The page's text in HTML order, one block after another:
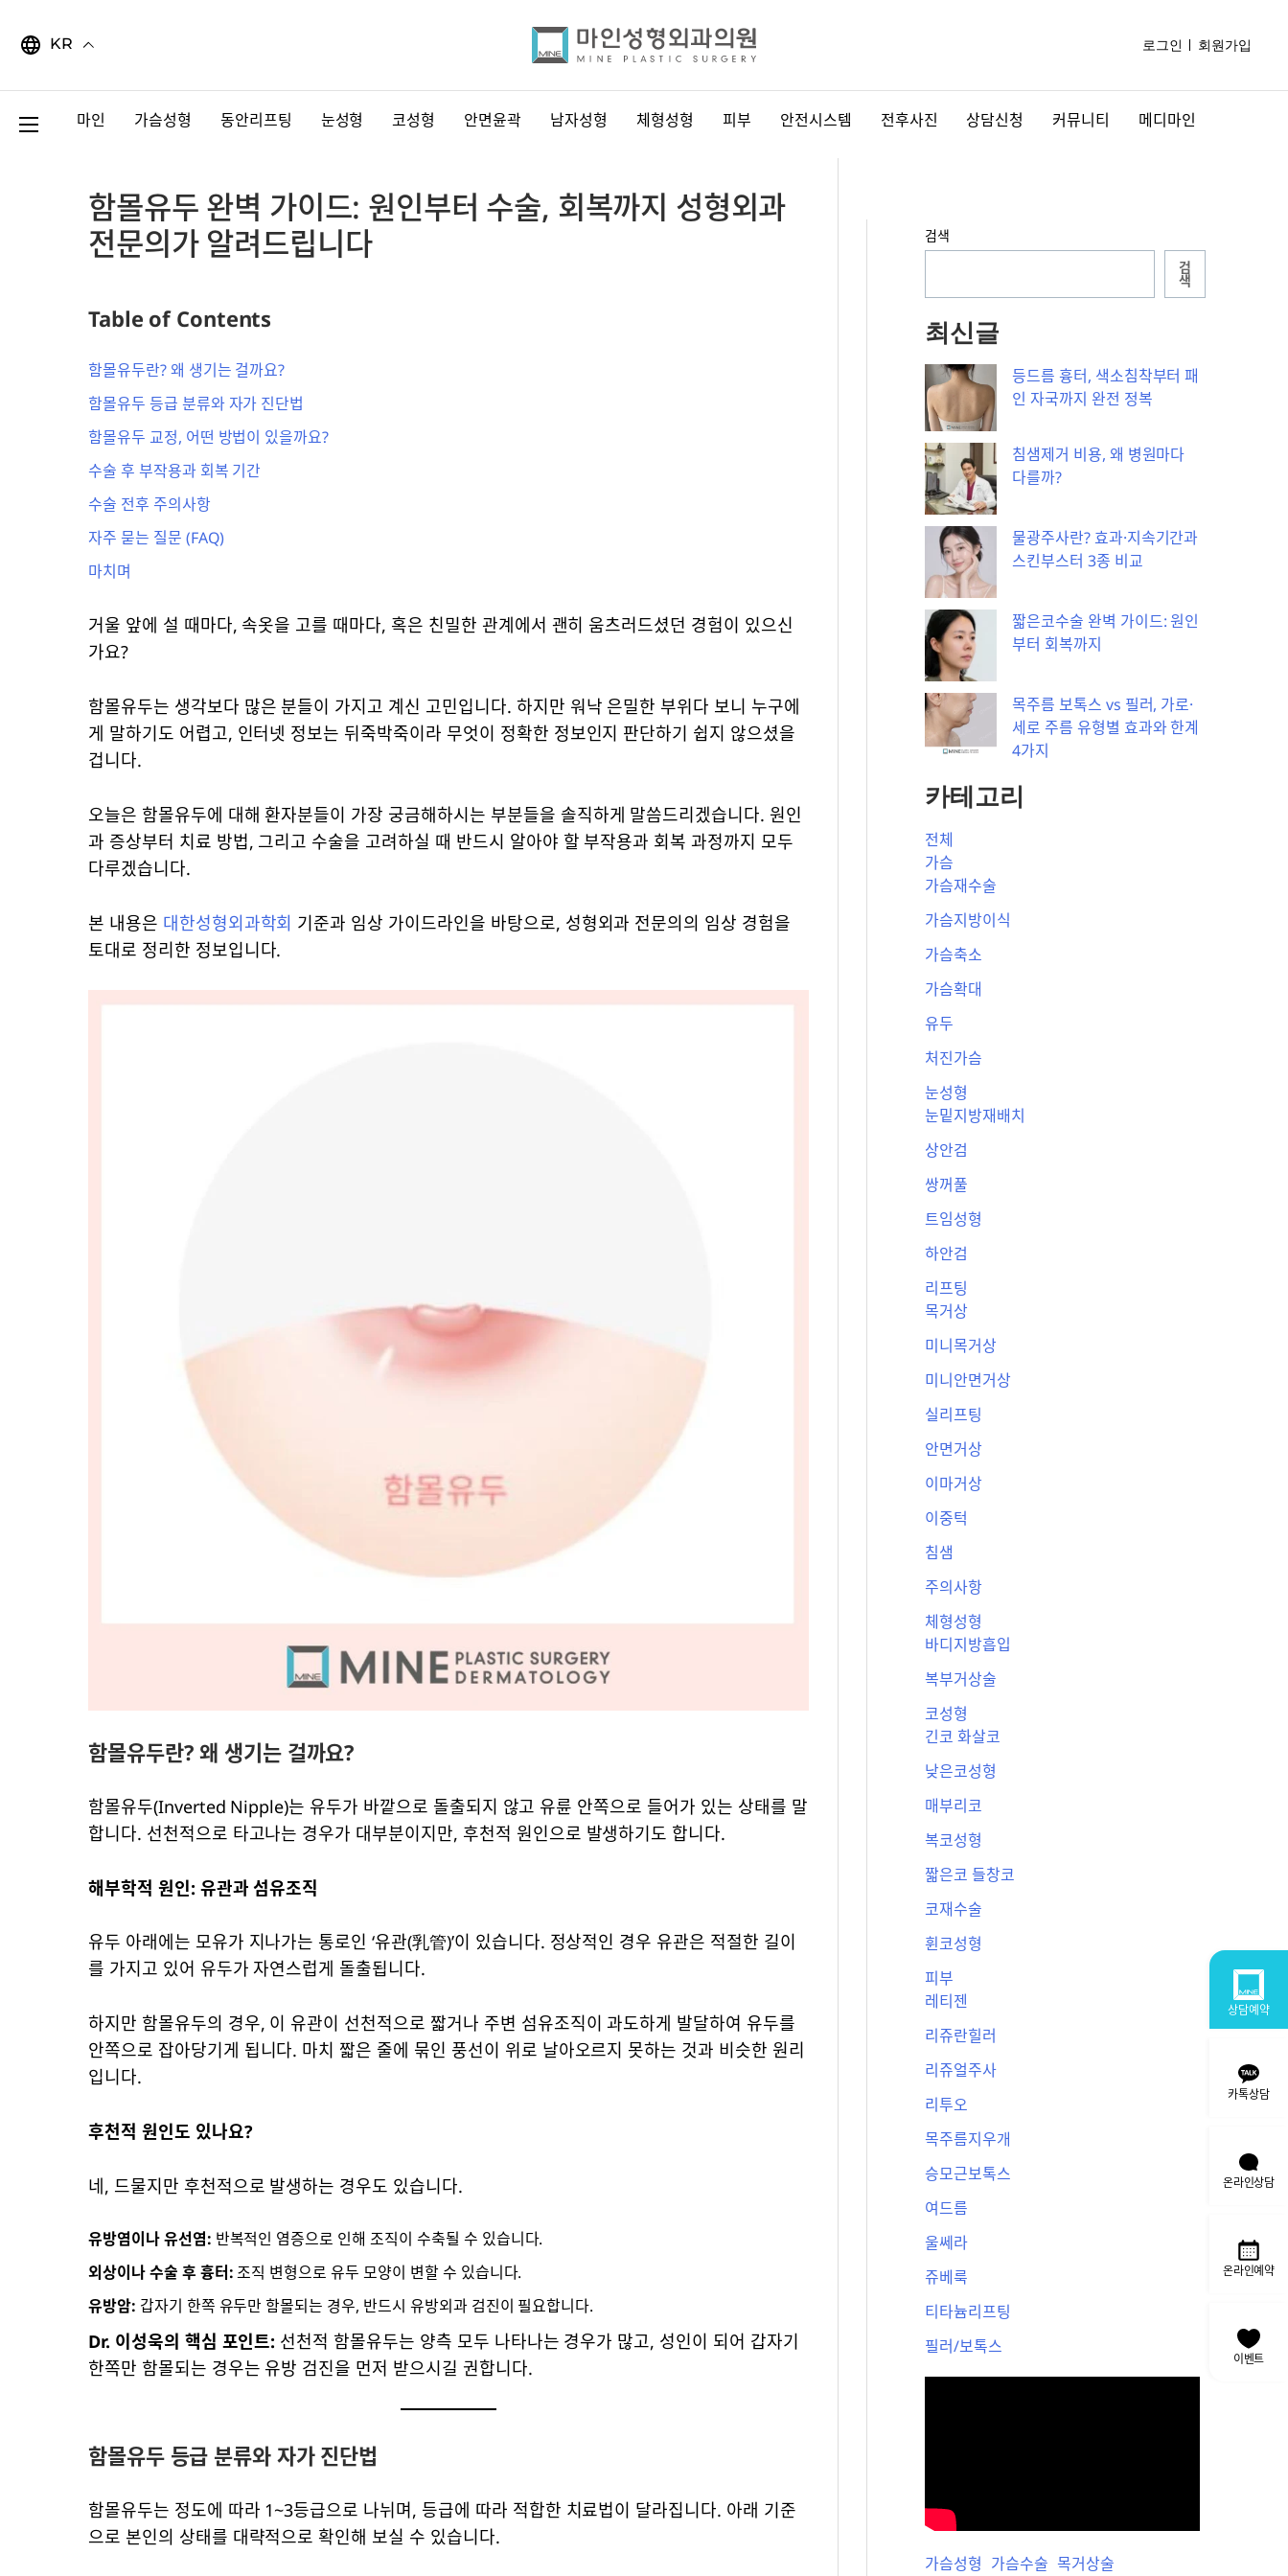
content
KR 로그인 회원가입
마인 가슴성형 동안리프팅 눈성형 코성형 안면윤곽 남자성형 체형성형 피부 안전시스템 전후사진 상담신청 커뮤니티 메디마인
상담예약
카톡상담
온라인상담
온라인예약
이벤트
함몰유두 완벽 가이드: 원인부터 수술, 회복까지 성형외과
전문의가 알려드립니다
Table of Contents
함몰유두란? 왜 생기는 걸까요?
함몰유두 등급 분류와 자가 진단법
함몰유두 교정, 어떤 방법이 있을까요?
수술 후 부작용과 회복 기간
수술 전후 주의사항
자주 묻는 질문 (FAQ)
마치며
거울 앞에 설 때마다, 속옷을 고를 때마다, 혹은 친밀한 관계에서 괜히 움츠러드셨던 경험이 있으신
가요?
함몰유두는 생각보다 많은 분들이 가지고 계신 고민입니다. 하지만 워낙 은밀한 부위다 보니 누구에
게 말하기도 어렵고, 인터넷 정보는 뒤죽박죽이라 무엇이 정확한 정보인지 판단하기 쉽지 않으셨을
겁니다.
오늘은 함몰유두에 대해 환자분들이 가장 궁금해하시는 부분들을 솔직하게 말씀드리겠습니다. 원인
과 증상부터 치료 방법, 그리고 수술을 고려하실 때 반드시 알아야 할 부작용과 회복 과정까지 모두
다루겠습니다.
본 내용은 대한성형외과학회 기준과 임상 가이드라인을 바탕으로, 성형외과 전문의의 임상 경험을
토대로 정리한 정보입니다.
함몰유두란? 왜 생기는 걸까요?
함몰유두(Inverted Nipple)는 유두가 바깥으로 돌출되지 않고 유륜 안쪽으로 들어가 있는 상태를 말
합니다. 선천적으로 타고나는 경우가 대부분이지만, 후천적 원인으로 발생하기도 합니다.
해부학적 원인: 유관과 섬유조직
유두 아래에는 모유가 지나가는 통로인 ‘유관(乳管)’이 있습니다. 정상적인 경우 유관은 적절한 길이
를 가지고 있어 유두가 자연스럽게 돌출됩니다.
하지만 함몰유두의 경우, 이 유관이 선천적으로 짧거나 주변 섬유조직이 과도하게 발달하여 유두를
안쪽으로 잡아당기게 됩니다. 마치 짧은 줄에 묶인 풍선이 위로 날아오르지 못하는 것과 비슷한 원리
입니다.
후천적 원인도 있나요?
네, 드물지만 후천적으로 발생하는 경우도 있습니다.
유방염이나 유선염: 반복적인 염증으로 인해 조직이 수축될 수 있습니다.
외상이나 수술 후 흉터:조직 변형으로 유두 모양이 변할 수 있습니다.
유방암: 갑자기 한쪽 유두만 함몰되는 경우, 반드시 유방외과 검진이 필요합니다.
Dr. 이성욱의 핵심 포인트: 선천적 함몰유두는 양측 모두 나타나는 경우가 많고, 성인이 되어 갑자기
한쪽만 함몰되는 경우는 유방 검진을 먼저 받으시길 권합니다.
함몰유두 등급 분류와 자가 진단법
함몰유두는 정도에 따라 1~3등급으로 나뉘며, 등급에 따라 적합한 치료법이 달라집니다. 아래 기준
으로 본인의 상태를 대략적으로 확인해 보실 수 있습니다.
검색
검
색
최신글
등드름 흉터, 색소침착부터 패
인 자국까지 완전 정복
침샘제거 비용, 왜 병원마다
다를까?
물광주사란? 효과·지속기간과
스킨부스터 3종 비교
짧은코수술 완벽 가이드: 원인
부터 회복까지
목주름 보톡스 vs 필러, 가로·
세로 주름 유형별 효과와 한계
4가지
카테고리
전체
가슴
가슴재수술
가슴지방이식
가슴축소
가슴확대
유두
처진가슴
눈성형
눈밑지방재배치
상안검
쌍꺼풀
트임성형
하안검
리프팅
목거상
미니목거상
미니안면거상
실리프팅
안면거상
이마거상
이중턱
침샘
주의사항
체형성형
바디지방흡입
복부거상술
코성형
긴코 화살코
낮은코성형
매부리코
복코성형
짧은코 들창코
코재수술
휜코성형
피부
레티젠
리쥬란힐러
리쥬얼주사
리투오
목주름지우개
승모근보톡스
여드름
울쎄라
쥬베룩
티타늄리프팅
필러/보톡스
가슴성형 가슴수술 목거상술